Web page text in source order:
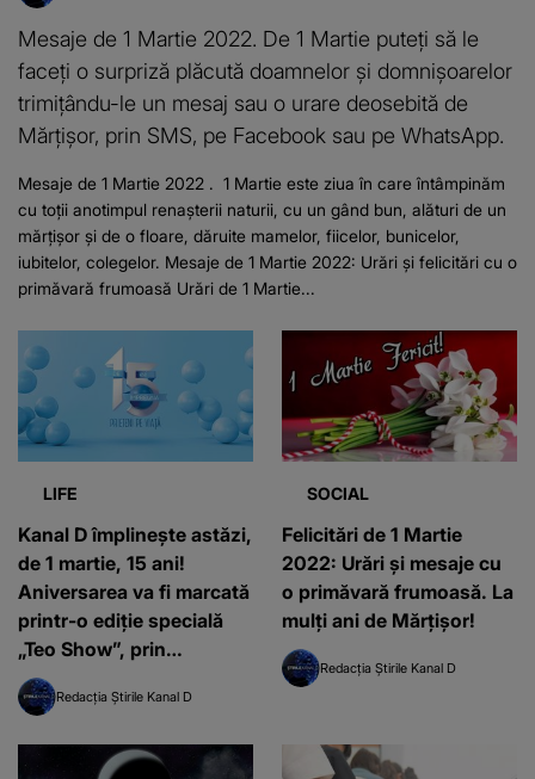
Mesaje de 1 Martie 2022. De 1 Martie puteți să le
faceți o surpriză plăcută doamnelor și domnișoarelor
trimițându-le un mesaj sau o urare deosebită de
Mărțișor, prin SMS, pe Facebook sau pe WhatsApp.
Mesaje de 1 Martie 2022 . 1 Martie este ziua în care întâmpinăm
cu toții anotimpul renașterii naturii, cu un gând bun, alături de un
mărţişor şi de o floare, dăruite mamelor, fiicelor, bunicelor,
iubitelor, colegelor. Mesaje de 1 Martie 2022: Urări şi felicitări cu o
primăvară frumoasă Urări de 1 Martie...
LIFE
Kanal D împlinește astăzi,
de 1 martie, 15 ani!
Aniversarea va fi marcată
printr-o ediție specială
„Teo Show”, prin
materiale dedicate în
cadrul Ştirilor Kanal D și
Redacția Știrile Kanal D
SOCIAL
Felicitări de 1 Martie
2022: Urări şi mesaje cu
o primăvară frumoasă. La
mulţi ani de Mărţişor!
Redacția Știrile Kanal D